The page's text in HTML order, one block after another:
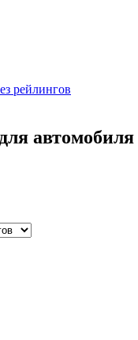
рейлингов
автомобиля